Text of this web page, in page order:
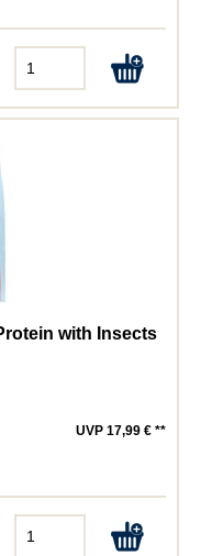
with Insects
UVP 17,99 € **